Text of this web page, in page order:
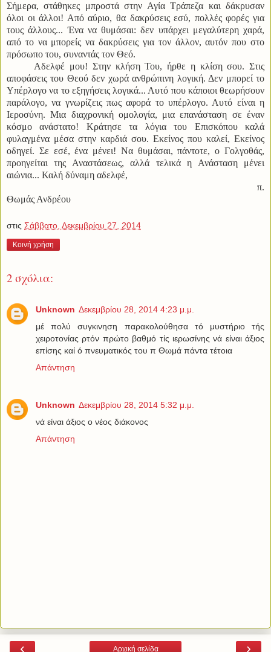
Σήμερα, στάθηκες μπροστά στην Αγία Τράπεζα και δάκρυσαν
όλοι οι άλλοι! Από αύριο, θα δακρύσεις εσύ, πολλές φορές για
τους άλλους... Ένα να θυμάσαι: δεν υπάρχει μεγαλύτερη χαρά,
από το να μπορείς να δακρύσεις για τον άλλον, αυτόν που στο
πρόσωπο του, συναντάς τον Θεό.
Αδελφέ μου! Στην κλήση Του, ήρθε η κλίση σου. Στις
αποφάσεις του Θεού δεν χωρά ανθρώπινη λογική. Δεν μπορεί το
Υπέρλογο να το εξηγήσεις λογικά... Αυτό που κάποιοι θεωρήσουν
παράλογο, να γνωρίζεις πως αφορά το υπέρλογο. Αυτό είναι η
Ιεροσύνη. Μια διαχρονική ομολογία, μια επανάσταση σε έναν
κόσμο ανάστατο! Κράτησε τα λόγια του Επισκόπου καλά
φυλαγμένα μέσα στην καρδιά σου. Εκείνος που καλεί, Εκείνος
οδηγεί. Σε εσέ, ένα μένει! Να θυμάσαι, πάντοτε, ο Γολγοθάς,
προηγείται της Αναστάσεως, αλλά τελικά η Ανάσταση μένει
αιώνια... Καλή δύναμη αδελφέ,
π.
Θωμάς Ανδρέου
στις Σάββατο, Δεκεμβρίου 27, 2014
Κοινή χρήση
2 σχόλια:
Unknown Δεκεμβρίου 28, 2014 4:23 μ.μ.
μέ πολύ συγκινηση παρακολούθησα τό μυστήριο τής
χειροτονίας ρτόν πρώτο βαθμό τίς ιερωσίνης νά είναι άξιος
επίσης καί ό πνευματικός του π Θωμά πάντα τέτοια
Απάντηση
Unknown Δεκεμβρίου 28, 2014 5:32 μ.μ.
νά είναι άξιος ο νέος διάκονος
Απάντηση
‹ ›
Αρχική σελίδα